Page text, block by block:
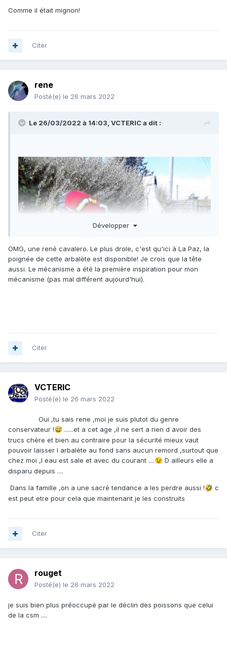
Comme il était mignon!
Citer
rene
Posté(e) le 26 mars 2022
Le 26/03/2022 à 14:03, VCTERICa dit :
Développer
OMG, une rené cavalero. Le plus drole, c'est qu'ici à La Paz, la
poignée de cette arbalète est disponible! Je crois que la tête
aussi. Le mécanisme a été la première inspiration pour mon
mécanisme (pas mal différent aujourd'hui).
Citer
VCTERIC
Posté(e) le 26 mars 2022
Oui ,tu sais rene ,moi je suis plutot du genre
conservateur !😅 ......et a cet age ,il ne sert a rien d avoir des
trucs chère et bien au contraire pour la sécurité mieux vaut
pouvoir laisser l arbalète au fond sans aucun remord ,surtout que
chez moi ,l eau est sale et avec du courant ....😉 D ailleurs elle a
disparu depuis ....
Dans la famille ,on a une sacré tendance a les perdre aussi !🤣 c
est peut etre pour cela que maintenant je les construits
Citer
rouget
Posté(e) le 26 mars 2022
je suis bien plus préoccupé par le déclin des poissons que celui
de la csm ....